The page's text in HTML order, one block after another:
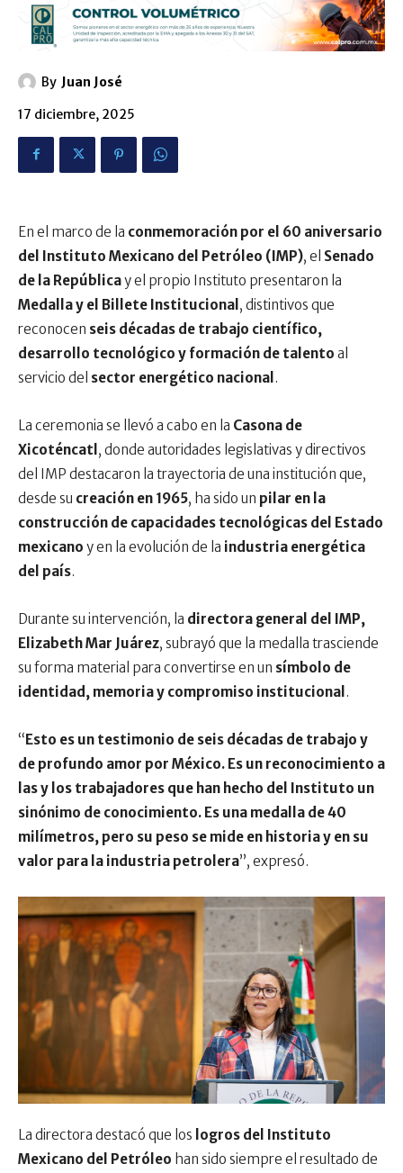
By Juan José
17 diciembre, 2025
En el marco de la conmemoración por el 60 aniversario
del Instituto Mexicano del Petróleo (IMP), el Senado
de la Repúblicay el propio Instituto presentaron la
Medalla y el Billete Institucional , distintivos que
reconocen seis décadas de trabajo científico,
desarrollo tecnológico y formación de talento al
servicio del sector energético nacional .
La ceremonia se llevó a cabo en la Casona de
Xicoténcatl , donde autoridades legislativas y directivos
del IMP destacaron la trayectoria de una institución que,
desde su creación en 1965, ha sido un pilar en la
construcción de capacidades tecnológicas del Estado
mexicano y en la evolución de la industria energética
del país.
Durante su intervención, la directora general del IMP,
Elizabeth Mar Juárez, subrayó que la medalla trasciende
su forma material para convertirse en un símbolo de
identidad, memoria y compromiso institucional .
“Esto es un testimonio de seis décadas de trabajo y
de profundo amor por México. Es un reconocimiento a
las y los trabajadores que han hecho del Instituto un
sinónimo de conocimiento. Es una medalla de 40
milímetros, pero su peso se mide en historia y en su
valor para la industria petrolera”, expresó.
La directora destacó que los logros del Instituto
Mexicano del Petróleo han sido siempre el resultado de